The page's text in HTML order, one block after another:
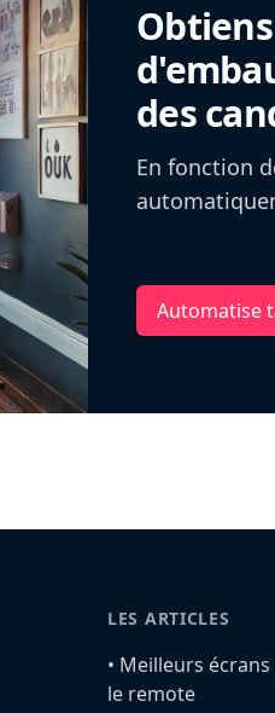
des
En fonction
Automatise
LES ARTICLES
•️ Meilleurs
le remote